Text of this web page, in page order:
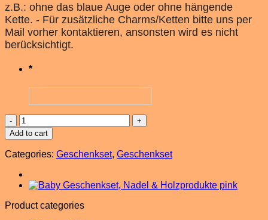
z.B.: ohne das blaue Auge oder ohne hängende
Kette. - Für zusätzliche Charms/Ketten bitte uns per
Mail vorher kontaktieren, ansonsten wird es nicht
berücksichtigt.
*
Baby
Geschenkset,
Anstecknadel
&
Haarbürste
&
Box
Schnullerclip
Add to cart
Categories: Geschenkset, Geschenkset
Product categories